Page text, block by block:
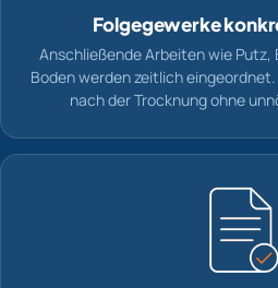
Folgegewerke
Anschließende Arbeiten wie
Boden werden zeitlich
nach der Trocknung ohne